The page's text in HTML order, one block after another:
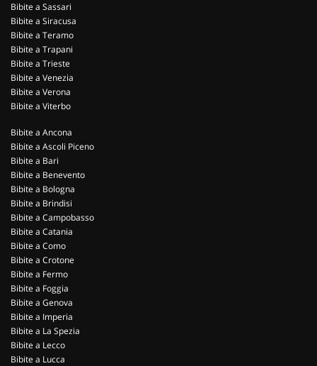
Bibite a Sassari
Bibite a Siracusa
Bibite a Teramo
Bibite a Trapani
Bibite a Trieste
Bibite a Venezia
Bibite a Verona
Bibite a Viterbo
Bibite a Ancona
Bibite a Ascoli Piceno
Bibite a Bari
Bibite a Benevento
Bibite a Bologna
Bibite a Brindisi
Bibite a Campobasso
Bibite a Catania
Bibite a Como
Bibite a Crotone
Bibite a Fermo
Bibite a Foggia
Bibite a Genova
Bibite a Imperia
Bibite a La Spezia
Bibite a Lecco
Bibite a Lucca